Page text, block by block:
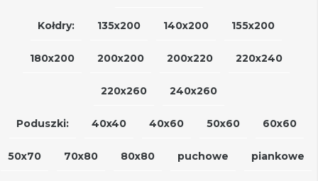
Kołdry: 135x200 140x200 155x200
180x200 200x200 200x220 220x240
220x260 240x260
Poduszki: 40x40 40x60 50x60 60x60
50x70 70x80 80x80 puchowe piankowe